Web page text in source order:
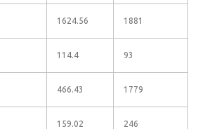
1624.56 1881
114.4 93
466.43 1779
159.02 246